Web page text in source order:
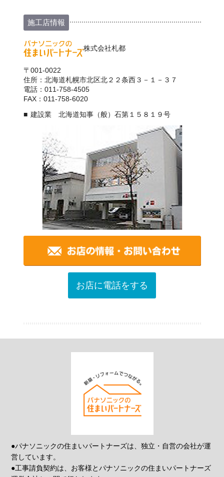
施工店情報
株式会社札都
〒001-0022
住所：北海道札幌市北区北２２条西３－１－３７
電話：011-758-4505
FAX：011-758-6020
建設業 北海道知事（般）石第１５８１９号
お店に電話をする
●パナソニックの住まいパートナーズは、独立・自営の会社が運
営しています。
●工事請負契約は、お客様とパナソニックの住まいパートナーズ